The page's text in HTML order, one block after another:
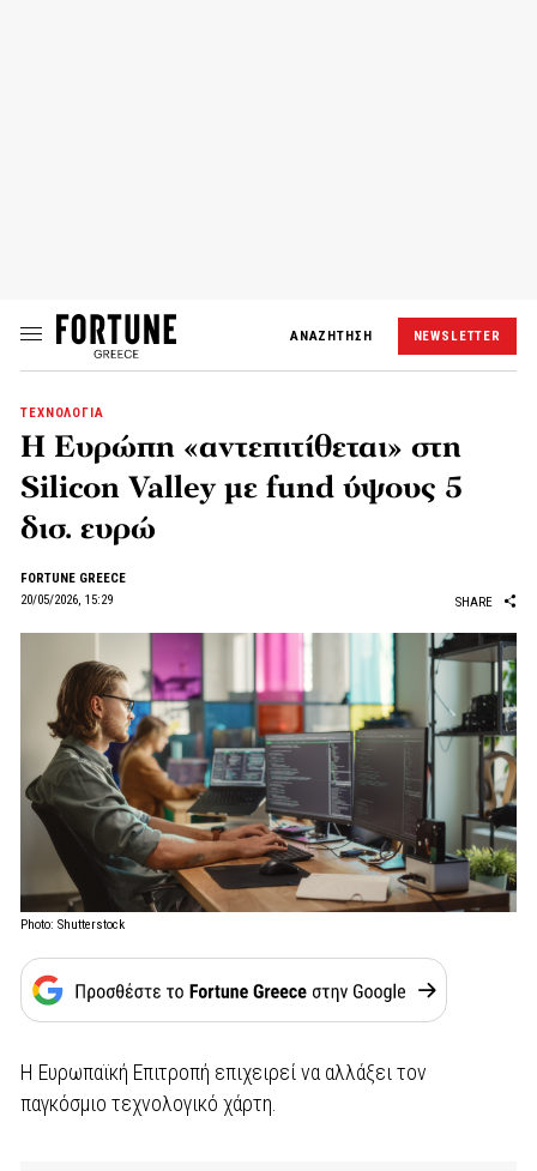
ΑΝΑΖΗΤΗΣΗ NEWSLETTER
ΤΕΧΝΟΛΟΓΙΑ
Η Ευρώπη «αντεπιτίθεται» στη
Silicon Valley με fund ύψους 5
δισ. ευρώ
FORTUNE GREECE
20/05/2026, 15:29
SHARE
Photo: Shutterstock
Η Ευρωπαϊκή Επιτροπή επιχειρεί να αλλάξει τον
παγκόσμιο τεχνολογικό χάρτη.